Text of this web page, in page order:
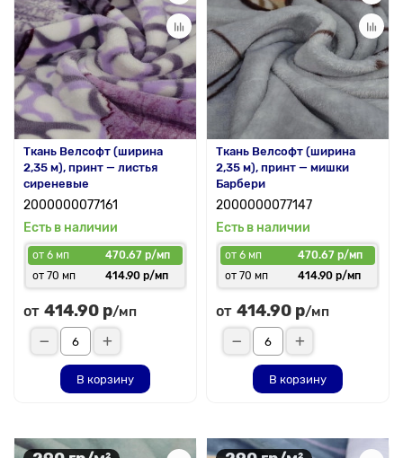
Ткань Велсофт (ширина
2,35 м), принт — листья
сиреневые
2000000077161
Есть в наличии
от 6 мп
470.67 р/мп
от 70 мп
414.90 р/мп
от 414.90 р/мп
В корзину
Ткань Велсофт (ширина
2,35 м), принт — мишки
Барбери
2000000077147
Есть в наличии
от 6 мп
470.67 р/мп
от 70 мп
414.90 р/мп
от 414.90 р/мп
В корзину